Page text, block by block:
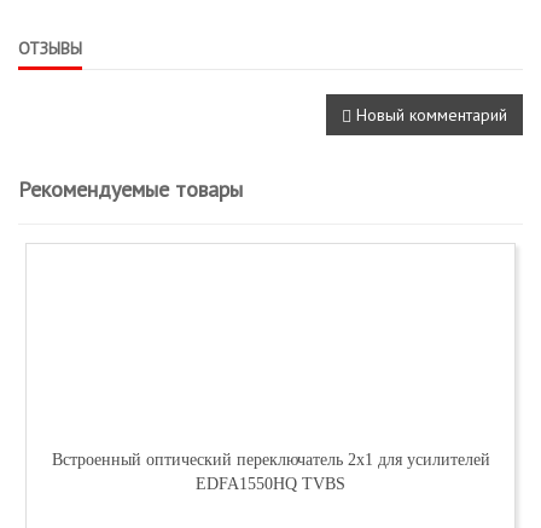
ОТЗЫВЫ
Новый комментарий
Рекомендуемые товары
Встроенный оптический переключатель 2x1 для усилителей
EDFA1550HQ TVBS